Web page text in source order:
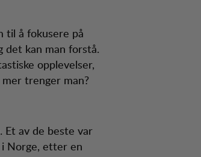
til å fokusere på
det kan man forstå.
opplevelser,
trenger man?
Et av de beste var
Norge, etter en